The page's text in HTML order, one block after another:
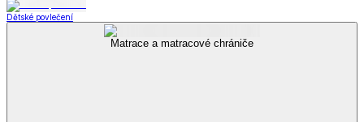
Dětské povlečení
Matrace a matracové chrániče